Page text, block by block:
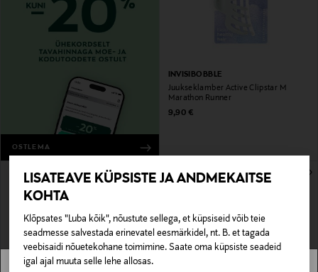
LISATEAVE KÜPSISTE JA ANDMEKAITSE
KOHTA
Klõpsates "Luba kõik", nõustute sellega, et küpsiseid võib teie
seadmesse salvestada erinevatel eesmärkidel, nt. B. et tagada
veebisaidi nõuetekohane toimimine. Saate oma küpsiste seadeid
igal ajal muuta selle lehe allosas.
OSTLEMA
INVISIBOBBLE
Juukseklamber Active Clipstar M
Marathon Runner
Original Price
9,90 €